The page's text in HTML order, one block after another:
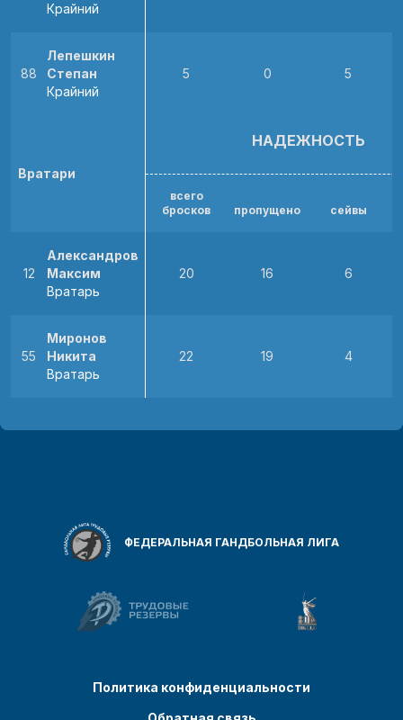
Крайний
88
Лепешкин
Степан
Крайний
5 0 5
Вратари
НАДЕЖНОСТЬ
всего
бросков
пропущено сейвы
12
Александров
Максим
Вратарь
20 16 6
55
Миронов
Никита
Вратарь
22 19 4
ФЕДЕРАЛЬНАЯ ГАНДБОЛЬНАЯ ЛИГА
Политика конфиденциальности